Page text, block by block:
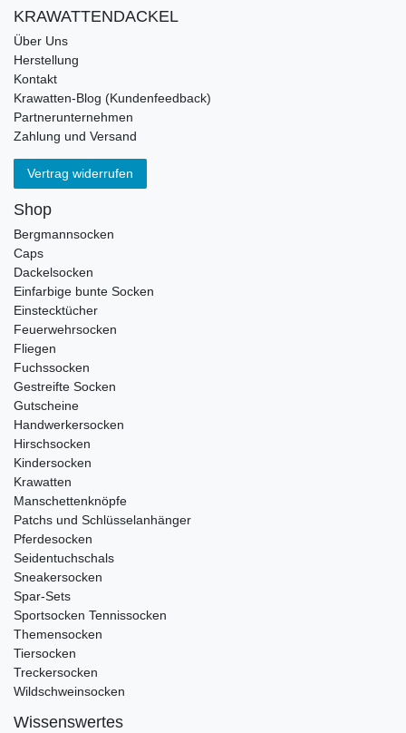
KRAWATTENDACKEL
Über Uns
Herstellung
Kontakt
Krawatten-Blog (Kundenfeedback)
Partnerunternehmen
Zahlung und Versand
Vertrag widerrufen
Shop
Bergmannsocken
Caps
Dackelsocken
Einfarbige bunte Socken
Einstecktücher
Feuerwehrsocken
Fliegen
Fuchssocken
Gestreifte Socken
Gutscheine
Handwerkersocken
Hirschsocken
Kindersocken
Krawatten
Manschettenknöpfe
Patchs und Schlüsselanhänger
Pferdesocken
Seidentuchschals
Sneakersocken
Spar-Sets
Sportsocken Tennissocken
Themensocken
Tiersocken
Treckersocken
Wildschweinsocken
Wissenswertes